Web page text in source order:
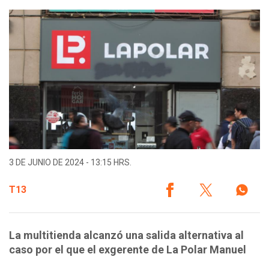
3 DE JUNIO DE 2024 - 13:15 HRS.
T13
La multitienda alcanzó una salida alternativa al
caso por el que el exgerente de La Polar Manuel